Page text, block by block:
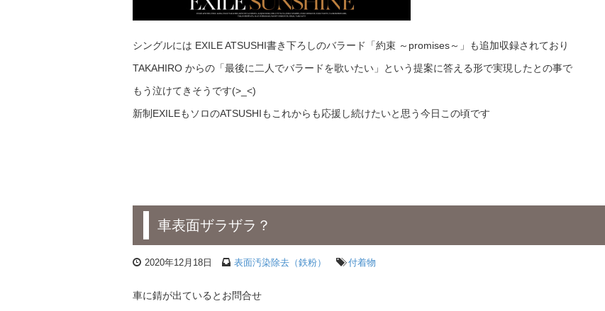
シングルには EXILE ATSUSHI書き下ろしのバラード「約束 ～promises～」も追加収録されており
TAKAHIRO からの「最後に二人でバラードを歌いたい」という提案に答える形で実現したとの事で
もう泣けてきそうです(>_<)
新制EXILEもソロのATSUSHIもこれからも応援し続けたいと思う今日この頃です
車表面ザラザラ？
2020年12月18日 表面汚染除去（鉄粉） 付着物
車に錆が出ているとお問合せ